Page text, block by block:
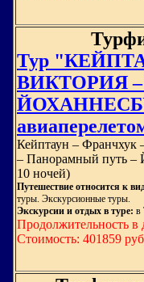
Тур
ВИКТОРИЯ
Кейптаун – Франчхук
– Панорамный путь –
10 ночей)
Путешествие относится к
туры. Экскурсионные туры.
Экскурсии и отдых в туре: в
Продолжительность в
Стоимость: 401859